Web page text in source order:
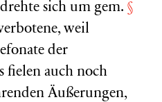
sich um gem. §
weil
der
fielen auch noch
Äußerungen,